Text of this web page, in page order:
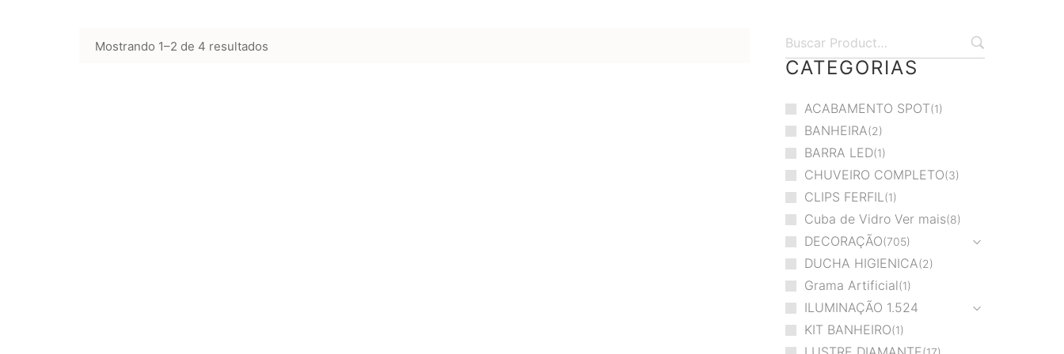
Mostrando 1–2 de 4 resultados
CATEGORIAS
ACABAMENTO SPOT 1
BANHEIRA 2
BARRA LED 1
CHUVEIRO COMPLETO 3
CLIPS FERFIL 1
Cuba de Vidro Ver mais 8
DECORAÇÃO 705
DUCHA HIGIENICA 2
Grama Artificial 1
ILUMINAÇÃO 1.524
KIT BANHEIRO 1